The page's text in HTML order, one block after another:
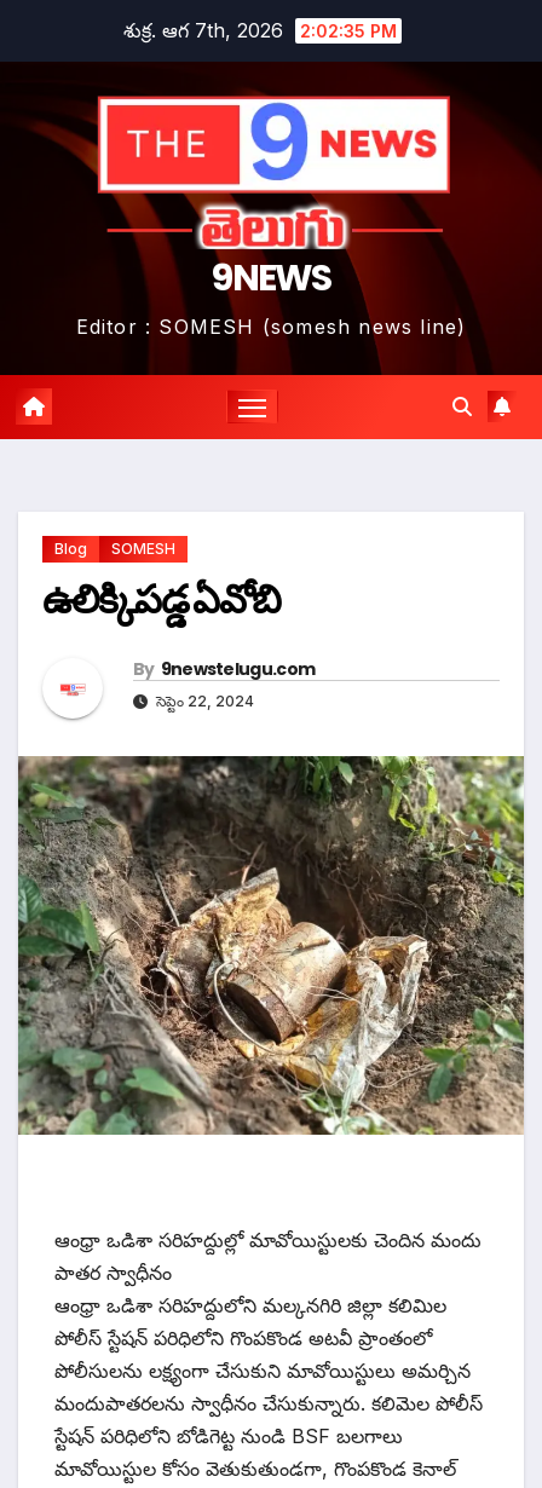
శుక్ర. ఆగ 7th, 2026 2:02:36 PM
9NEWS
Editor : SOMESH (somesh news line)
Blog SOMESH
ఉలిక్కిపడ్డ ఏవోబి
By 9newstelugu.com
సెప్టెం 22, 2024
ఆంధ్రా ఒడిశా సరిహద్దుల్లో మావోయిస్టులకు చెందిన మందు
పాతర స్వాధీనం
ఆంధ్రా ఒడిశా సరిహద్దులోని మల్కనగిరి జిల్లా కలిమిల
పోలీస్ స్టేషన్ పరిధిలోని గొంపకొండ అటవీ ప్రాంతంలో
పోలీసులను లక్ష్యంగా చేసుకుని మావోయిస్టులు అమర్చిన
మందుపాతరలను స్వాధీనం చేసుకున్నారు. కలిమెల పోలీస్
స్టేషన్ పరిధిలోని బోడిగెట్ట నుండి BSF బలగాలు
మావోయిస్టుల కోసం వెతుకుతుండగా, గొంపకొండ కెనాల్